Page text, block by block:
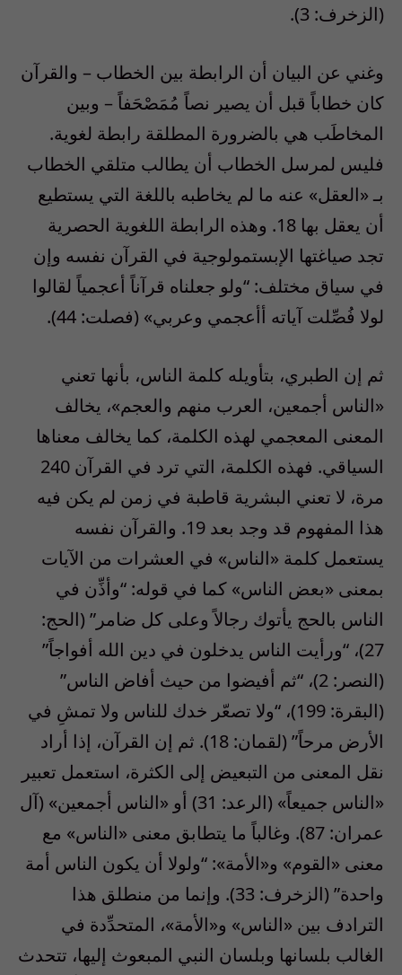
(الزخرف: 3).
وغني عن البيان أن الرابطة بين الخطاب – والقرآن
كان خطاباً قبل أن يصير نصاً مُمَصْحَفاً – وبين
المخاطَب هي بالضرورة المطلقة رابطة لغوية.
فليس لمرسل الخطاب أن يطالب متلقي الخطاب
بـ «العقل» عنه ما لم يخاطبه باللغة التي يستطيع
أن يعقل بها 18. وهذه الرابطة اللغوية الحصرية
تجد صياغتها الإبستمولوجية في القرآن نفسه وإن
في سياق مختلف: “ولو جعلناه قرآناً أعجمياً لقالوا
لولا فُصِّلت آياته أأعجمي وعربي» (فصلت: 44).
ثم إن الطبري، بتأويله كلمة الناس، بأنها تعني
«الناس أجمعين، العرب منهم والعجم»، يخالف
المعنى المعجمي لهذه الكلمة، كما يخالف معناها
السياقي. فهذه الكلمة، التي ترد في القرآن 240
مرة، لا تعني البشرية قاطبة في زمن لم يكن فيه
هذا المفهوم قد وجد بعد 19. والقرآن نفسه
يستعمل كلمة «الناس» في العشرات من الآيات
بمعنى «بعض الناس» كما في قوله: “وأذِّن في
الناس بالحج يأتوك رجالاً وعلى كل ضامر” (الحج:
27)، “ورأيت الناس يدخلون في دين الله أفواجاً”
(النصر: 2)، “ثم أفيضوا من حيث أفاض الناس”
(البقرة: 199)، “ولا تصعّر خدك للناس ولا تمشِ في
الأرض مرحاً” (لقمان: 18). ثم إن القرآن، إذا أراد
نقل المعنى من التبعيض إلى الكثرة، استعمل تعبير
«الناس جميعاً» (الرعد: 31) أو «الناس أجمعين» (آل
عمران: 87). وغالباً ما يتطابق معنى «الناس» مع
معنى «القوم» و«الأمة»: “ولولا أن يكون الناس أمة
واحدة” (الزخرف: 33). وإنما من منطلق هذا
الترادف بين «الناس» و«الأمة»، المتحدِّدة في
الغالب بلسانها وبلسان النبي المبعوث إليها، تتحدث